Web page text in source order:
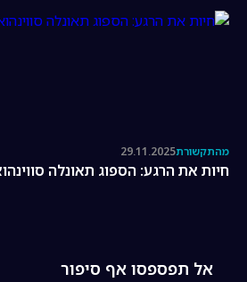
מהתקשורת29.11.2025
חיות את הרגע: הספוג תאונלה
אל תפספסו אף סיפור